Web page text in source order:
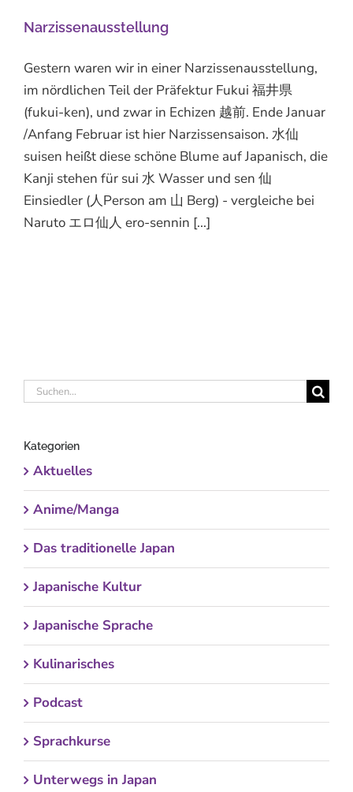
Narzissenausstellung
Gestern waren wir in einer Narzissenausstellung,
im nördlichen Teil der Präfektur Fukui 福井県
(fukui-ken), und zwar in Echizen 越前. Ende Januar
/Anfang Februar ist hier Narzissensaison. 水仙
suisen heißt diese schöne Blume auf Japanisch, die
Kanji stehen für sui 水 Wasser und sen 仙
Einsiedler (人Person am 山 Berg) - vergleiche bei
Naruto エロ仙人 ero-sennin [...]
Suche
Kategorien
Aktuelles
Anime/Manga
Das traditionelle Japan
Japanische Kultur
Japanische Sprache
Kulinarisches
Podcast
Sprachkurse
Unterwegs in Japan